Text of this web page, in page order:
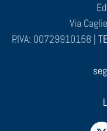
Via
P.IVA: 00729910158 |